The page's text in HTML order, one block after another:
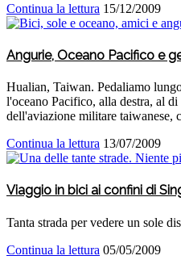
Continua la lettura 15/12/2009
Angurie, Oceano Pacifico e
Hualian, Taiwan. Pedaliamo
l'oceano Pacifico, alla destra, al di
dell'aviazione militare taiwanese,
Continua la lettura 13/07/2009
Viaggio in bici ai confini di
Tanta strada per vedere un sole
Continua la lettura 05/05/2009